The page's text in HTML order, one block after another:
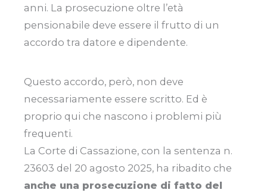
anni. La prosecuzione oltre l’età
pensionabile deve essere il frutto di un
accordo tra datore e dipendente.
Questo accordo, però, non deve
necessariamente essere scritto. Ed è
proprio qui che nascono i problemi più
frequenti.
La Corte di Cassazione, con la sentenza n.
23603 del 20 agosto 2025, ha ribadito che
anche una prosecuzione di fatto del